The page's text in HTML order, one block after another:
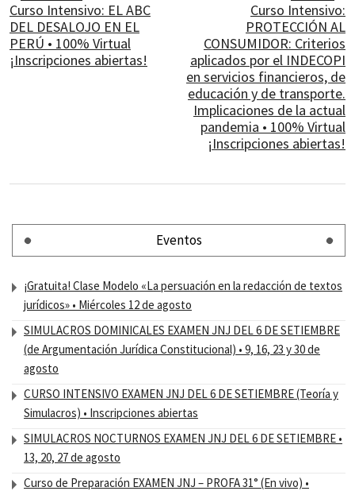
Curso Intensivo: EL ABC
DEL DESALOJO EN EL
PERÚ • 100% Virtual
¡Inscripciones abiertas!
Curso Intensivo:
PROTECCIÓN AL
CONSUMIDOR: Criterios
aplicados por el INDECOPI
en servicios financieros, de
educación y de transporte.
Implicaciones de la actual
pandemia • 100% Virtual
¡Inscripciones abiertas!
Eventos
¡Gratuita! Clase Modelo «La persuación en la redacción de textos
jurídicos» • Miércoles 12 de agosto
SIMULACROS DOMINICALES EXAMEN JNJ DEL 6 DE SETIEMBRE
(de Argumentación Jurídica Constitucional) • 9, 16, 23 y 30 de
agosto
CURSO INTENSIVO EXAMEN JNJ DEL 6 DE SETIEMBRE (Teoría y
Simulacros) • Inscripciones abiertas
SIMULACROS NOCTURNOS EXAMEN JNJ DEL 6 DE SETIEMBRE •
13, 20, 27 de agosto
Curso de Preparación EXAMEN JNJ – PROFA 31° (En vivo) •